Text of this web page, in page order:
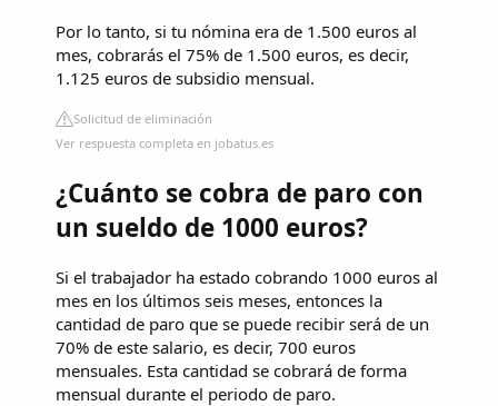
Por lo tanto, si tu nómina era de 1.500 euros al
mes, cobrarás el 75% de 1.500 euros, es decir,
1.125 euros de subsidio mensual.
Solicitud de eliminación
Ver respuesta completa en jobatus.es
¿Cuánto se cobra de paro con
un sueldo de 1000 euros?
Si el trabajador ha estado cobrando 1000 euros al
mes en los últimos seis meses, entonces la
cantidad de paro que se puede recibir será de un
70% de este salario, es decir, 700 euros
mensuales. Esta cantidad se cobrará de forma
mensual durante el periodo de paro.